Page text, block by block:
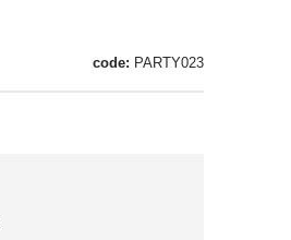
code: PARTY023